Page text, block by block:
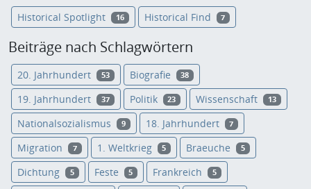
Historical Spotlight 16 Historical Find 7
Beiträge nach Schlagwörtern
20. Jahrhundert 53 Biografie 38
19. Jahrhundert 37 Politik 23 Wissenschaft 13
Nationalsozialismus 9 18. Jahrhundert 7
Migration 7 1. Weltkrieg 5 Braeuche 5
Dichtung 5 Feste 5 Frankreich 5